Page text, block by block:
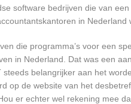
software bedrijven die van
in Nederland
die programma’s voor een
in Nederland. Dat was een
belangrijker aan het
op de website van het
er echter wel rekening mee